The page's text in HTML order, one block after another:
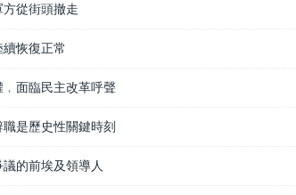
從街頭撤走
恢復正常
面臨民主改革呼聲
是歷史性關鍵時刻
的前埃及領導人